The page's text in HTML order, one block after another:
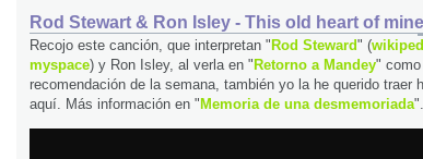
Rod Stewart & Ron Isley - This old heart of mine
Recojo este canción, que interpretan " Rod Steward" (
myspace) y Ron Isley, al verla en " Retorno a Mandey" como
recomendación de la semana, también yo la he querido traer
aquí. Más información en " Memoria de una desmemoriada".